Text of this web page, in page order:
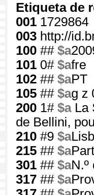
Etiqueta de
001 1729864
003 http://
100 ## $a
101 0# $afre
102 ## $aPT
105 ## $ag z
200 1# $aLa
de Bellini,
210 #9 $a
215 ## $a
301 ## $aN.º
317 ## $a